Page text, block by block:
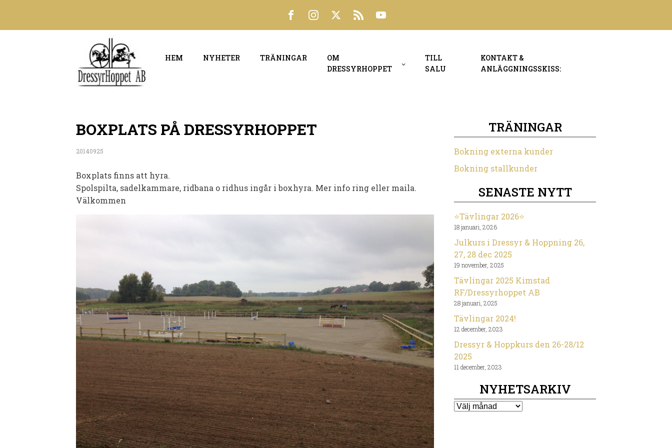
HEM NYHETER TRÄNINGAR
OM
DRESSYRHOPPET
TILL
SALU
KONTAKT &
ANLÄGGNINGSSKISS:
BOXPLATS PÅ DRESSYRHOPPET
20140925
Boxplats finns att hyra.
Spolspilta, sadelkammare, ridbana o ridhus ingår i boxhyra. Mer info ring eller maila.
Välkommen
TRÄNINGAR
Bokning externa kunder
Bokning stallkunder
SENASTE NYTT
⭐️Tävlingar 2026⭐️
18 januari, 2026
Julkurs i Dressyr & Hoppning 26,
27, 28 dec 2025
19 november, 2025
Tävlingar 2025 Kimstad
RF/Dressyrhoppet AB
28 januari, 2025
Tävlingar 2024!
12 december, 2023
Dressyr & Hoppkurs den 26-28/12
2025
11 december, 2023
NYHETSARKIV
Nyhetsarkiv